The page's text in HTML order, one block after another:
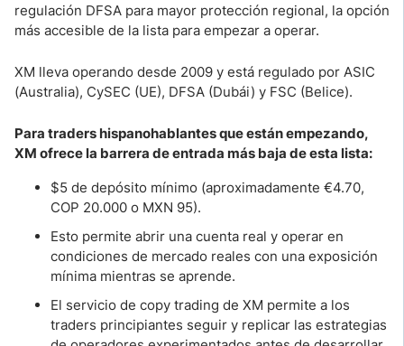
regulación DFSA para mayor protección regional, la opción
más accesible de la lista para empezar a operar.
XM lleva operando desde 2009 y está regulado por ASIC
(Australia), CySEC (UE), DFSA (Dubái) y FSC (Belice).
Para traders hispanohablantes que están empezando,
XM ofrece la barrera de entrada más baja de esta lista:
$5 de depósito mínimo (aproximadamente €4.70,
COP 20.000 o MXN 95).
Esto permite abrir una cuenta real y operar en
condiciones de mercado reales con una exposición
mínima mientras se aprende.
El servicio de copy trading de XM permite a los
traders principiantes seguir y replicar las estrategias